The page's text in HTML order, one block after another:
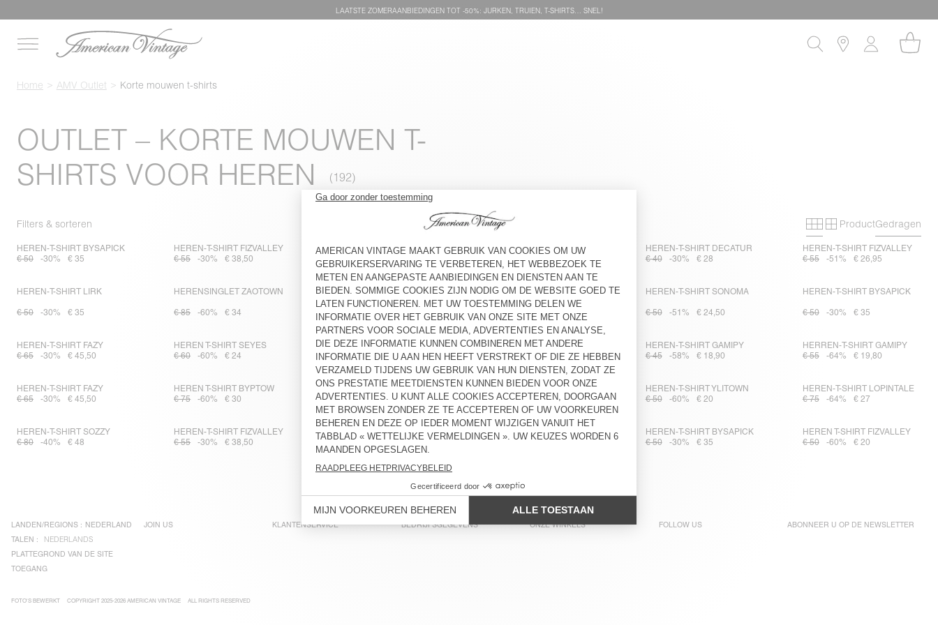
LAATSTE ZOMERAANBIEDINGEN TOT -50%: JURKEN, TRUIEN, T-SHIRTS… SNEL!
Home AMV Outlet Korte mouwen t-shirts
OUTLET – KORTE MOUWEN T-
SHIRTS VOOR HEREN
Filters & sorteren Primary grid
Secondary grid
ProductGedragen
HEREN-T-SHIRT BYSAPICK
€ 50
-30% € 35
HEREN-T-SHIRT FIZVALLEY
€ 55
-30% € 38,50
HEREN-T-SHIRT FAZY
€ 60
-30% € 42
HERREN-T-SHIRT GAMIPY
€ 55
-64% € 19,80
HEREN-T-SHIRT DECATUR
€ 40
-30% € 28
HEREN-T-SHIRT FIZVALLEY
€ 55
-51% € 26,95
HEREN-T-SHIRT LIRK
€ 50 -30% € 35
HERENSINGLET ZAOTOWN
€ 85 -60% € 34
HEREN-T-SHIRT DEVON
€ 50 -49% € 25,50
HEREN-T-SHIRT YKOBOW - 20
YEARS
€ 55
-30% € 38,50
HEREN-T-SHIRT SONOMA
€ 50 -51% € 24,50
HEREN-T-SHIRT BYSAPICK
€ 50 -30% € 35
HEREN-T-SHIRT FAZY
€ 65
-30% € 45,50
HEREN T-SHIRT SEYES
€ 60
-60% € 24
HEREN-T-SHIRT FAKOBAY
€ 50
-30% € 35
HEREN-T-SHIRT FIZVALLEY
€ 55
-30% € 38,50
HEREN-T-SHIRT GAMIPY
€ 45
-58% € 18,90
HERREN-T-SHIRT GAMIPY
€ 55
-64% € 19,80
HEREN-T-SHIRT FAZY
€ 65
-30% € 45,50
HEREN T-SHIRT BYPTOW
€ 75
-60% € 30
HEREN-T-SHIRT FAZY
€ 65
-30% € 45,50
HEREN-T-SHIRT GAMIPY
€ 45
-58% € 18,90
HEREN-T-SHIRT YLITOWN
€ 50
-60% € 20
HEREN-T-SHIRT LOPINTALE
€ 75
-64% € 27
HEREN-T-SHIRT SOZZY
€ 80
-40% € 48
HEREN-T-SHIRT FIZVALLEY
€ 55
-30% € 38,50
HEREN-T-SHIRT FAKOBAY
€ 50
-58% € 21
HEREN-T-SHIRT SONOMA
€ 55
-58% € 23,10
HEREN-T-SHIRT BYSAPICK
€ 50
-30% € 35
HEREN T-SHIRT FIZVALLEY
€ 50
-60% € 20
LANDEN/REGIONS : NEDERLAND
TALEN :
NEDERLANDS
PLATTEGROND VAN DE SITE
TOEGANG
JOIN US KLANTENSERVICE BEDRIJFSGEGEVENS ONZE WINKELS FOLLOW US ABONNEER U OP DE NEWSLETTER
FOTO'S BEWERKT COPYRIGHT 2025-2026 AMERICAN VINTAGE ALL RIGHTS RESERVED